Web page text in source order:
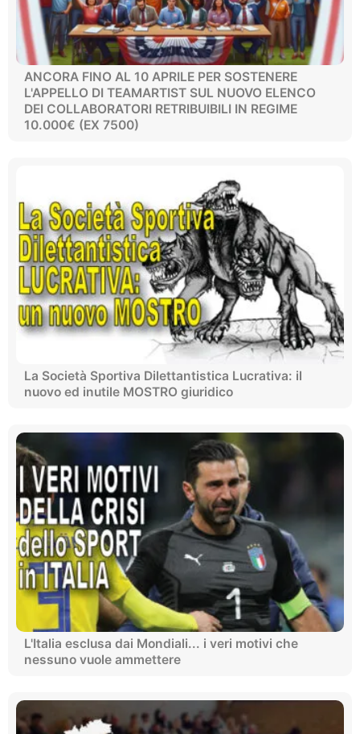
ANCORA FINO AL 10 APRILE PER SOSTENERE
L'APPELLO DI TEAMARTIST SUL NUOVO ELENCO
DEI COLLABORATORI RETRIBUIBILI IN REGIME
10.000€ (EX 7500)
La Società Sportiva Dilettantistica Lucrativa: il
nuovo ed inutile MOSTRO giuridico
L'Italia esclusa dai Mondiali... i veri motivi che
nessuno vuole ammettere